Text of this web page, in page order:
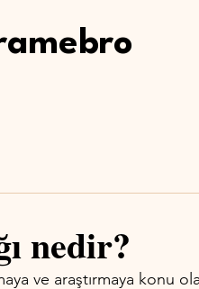
nedir?
ve araştırmaya konu